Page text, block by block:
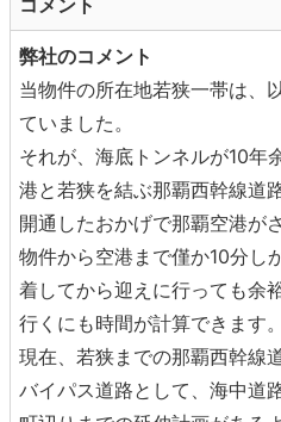
コメント
弊社のコメント
当物件の所在地若狭一帯は、
ていました。
それが、海底トンネルが10年
港と若狭を結ぶ那覇西幹線道
開通したおかげで那覇空港が
物件から空港まで僅か10分し
着してから迎えに行っても余
行くにも時間が計算できます。
現在、若狭までの那覇西幹線
バイパス道路として、海中